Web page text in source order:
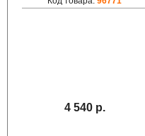
4 540 р.